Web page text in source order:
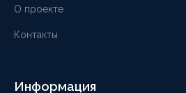
О проекте
Контакты
Информация